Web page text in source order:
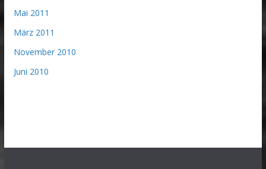
Mai 2011
März 2011
November 2010
Juni 2010